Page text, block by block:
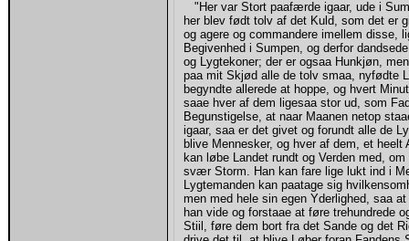
"Her var Stort paafærde igaar, ude i
her blev født tolv af det Kuld, som det er
og agere og commandere imellem disse,
Begivenhed i Sumpen, og derfor
og Lygtekoner; der er ogsaa Hunkjøn,
paa mit Skjød alle de tolv smaa, nyfødte
begyndte allerede at hoppe, og hvert
saae hver af dem ligesaa stor ud, som
Begunstigelse, at naar Maanen netop
igaar, saa er det givet og forundt alle de
blive Mennesker, og hver af dem, et
kan løbe Landet rundt og Verden med,
svær Storm. Han kan fare lige lukt ind i
Lygtemanden kan paatage sig
men med hele sin egen Yderlighed, saa
han vide og forstaae at føre trehundrede
Stiil, føre dem bort fra det Sande og det